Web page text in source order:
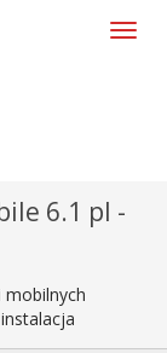
6.1 pl -
mobilnych